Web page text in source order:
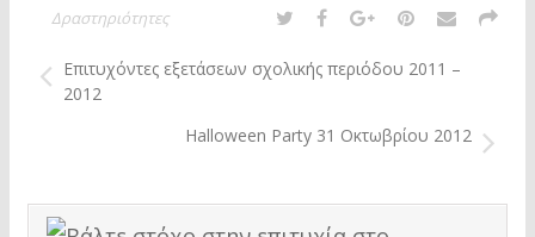
Δραστηριότητες
Επιτυχόντες εξετάσεων σχολικής περιόδου 2011 –
2012
Halloween Party 31 Οκτωβρίου 2012